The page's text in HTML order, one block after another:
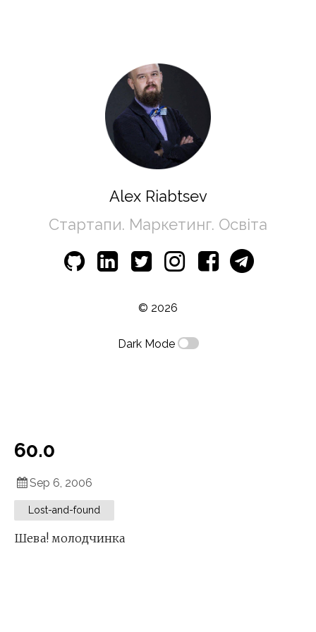
Alex Riabtsev
Стартапи. Маркетинг. Освіта
© 2026
Dark Mode
60.0
Sep 6, 2006
Lost-and-found
Шева! молодчинка